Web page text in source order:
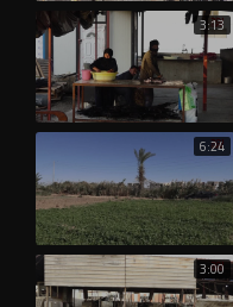
3:13
6:24
3:00